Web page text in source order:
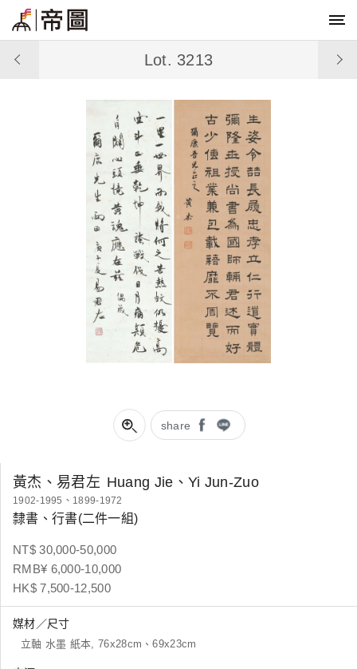
share
Lot. 3213
黃杰、易君左 Huang Jie、Yi Jun-Zuo
1902-1995、1899-1972
隸書、行書(二件一組)
NT$ 30,000-50,000
RMB¥ 6,000-10,000
HK$ 7,500-12,500
媒材／尺寸
立軸 水墨 紙本, 76x28cm、69x23cm